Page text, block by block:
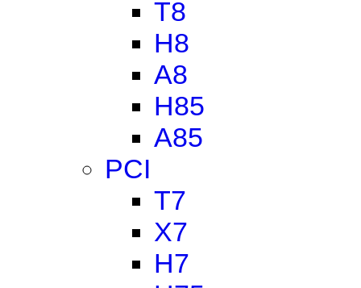
T8
H8
A8
H85
A85
PCI
T7
X7
H7